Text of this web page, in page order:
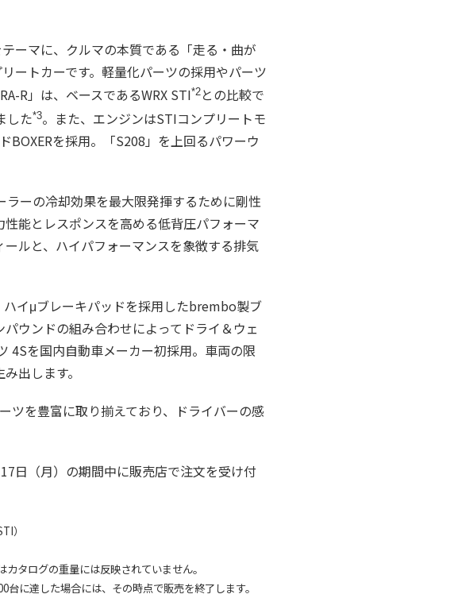
ーマに、クルマの本質である「走る・曲が
ートカーです。軽量化パーツの採用やパーツ
R」は、ベースであるWRX STI*2 との比較で
した*3。また、エンジンはSTIコンプリートモ
を採用。「S208」を上回るパワーウ
ーの冷却効果を最大限発揮するために剛性
能とレスポンスを高める低背圧パフォーマ
ルと、ハイパフォーマンスを象徴する排気
ハイμブレーキパッドを採用したbrembo製ブ
ウンドの組み合わせによってドライ＆ウェ
4Sを国内自動車メーカー初採用。車両の限
出します。
ツを豊富に取り揃えており、ドライバーの感
日（月）の期間中に販売店で注文を受け付
）
タログの重量には反映されていません。
に達した場合には、その時点で販売を終了します。